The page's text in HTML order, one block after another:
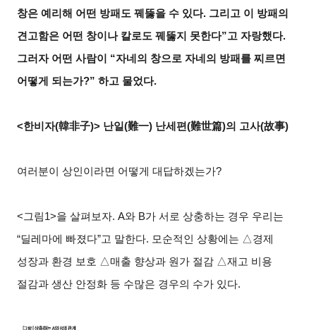
창은 예리해 어떤 방패도 꿰뚫을 수 있다. 그리고 이 방패의
견고함은 어떤 창이나 칼로도 꿰뚫지 못한다”고 자랑했다.
그러자 어떤 사람이 “자네의 창으로 자네의 방패를 찌르면
어떻게 되는가?” 하고 물었다.
<한비자(韓非子)> 난일(難一) 난세편(難世篇)의 고사(故事)
여러분이 상인이라면 어떻게 대답하겠는가?
<그림1>을 살펴보자. A와 B가 서로 상충하는 경우 우리는
“딜레마에 빠졌다”고 말한다. 모순적인 상황에는 △경제
성장과 환경 보호 △매출 향상과 원가 절감 △재고 비용
절감과 생산 안정화 등 수많은 경우의 수가 있다.